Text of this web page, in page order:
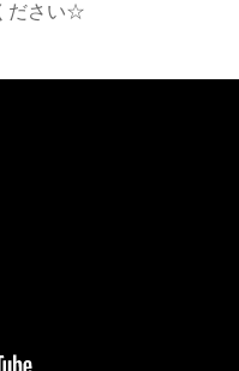
ださい☆